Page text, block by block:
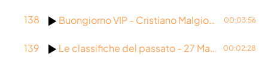
138 Buongiorno VIP - Cristiano Malgioglio - 27 Marzo 2026 00:03:56
139 Le classifiche del passato - 27 Marzo 2026 00:02:28